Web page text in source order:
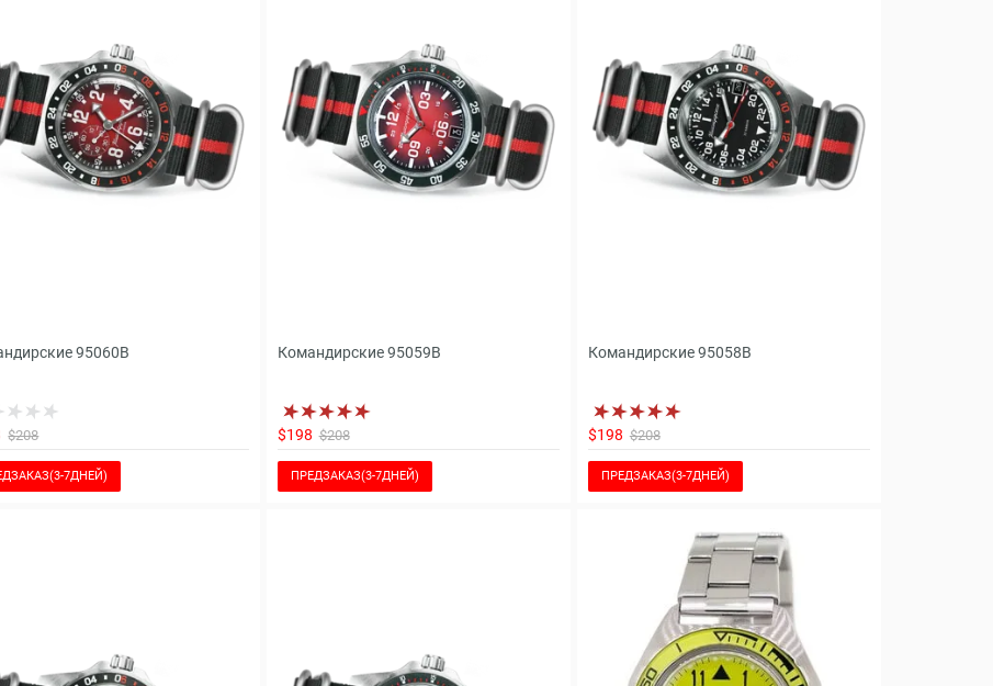
95060B
$208
7ДНЕЙ)
Командирские 95059B
$198 $208
ПРЕДЗАКАЗ(3-7ДНЕЙ)
Командирские 95058B
$198 $208
ПРЕДЗАКАЗ(3-7ДНЕЙ)